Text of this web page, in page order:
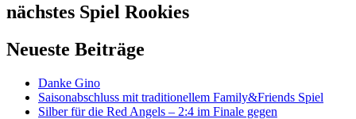
nächstes Spiel Rookies
Neueste Beiträge
Danke Gino
Saisonabschluss mit traditionellem Family&Friends Spiel
Silber für die Red Angels – 2:4 im Finale gegen